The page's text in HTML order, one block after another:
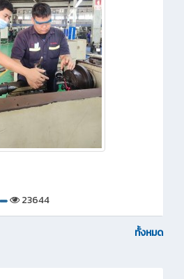
23644
ทั้งหมด